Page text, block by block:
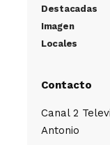
Destacadas
Imagen
Locales
Contacto
Canal 2
Antonio